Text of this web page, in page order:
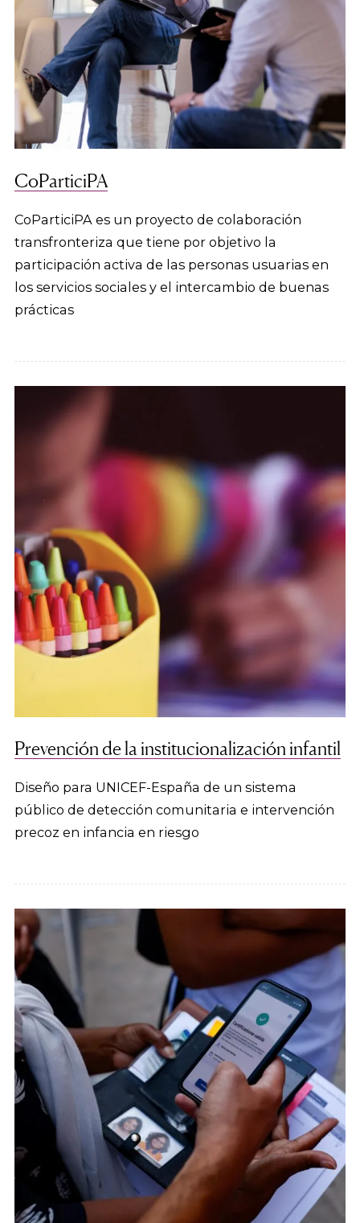
CoParticiPA
CoParticiPA es un proyecto de colaboración
transfronteriza que tiene por objetivo la
participación activa de las personas usuarias en
los servicios sociales y el intercambio de buenas
prácticas
Prevención de la institucionalización infantil
Diseño para UNICEF-España de un sistema
público de detección comunitaria e intervención
precoz en infancia en riesgo